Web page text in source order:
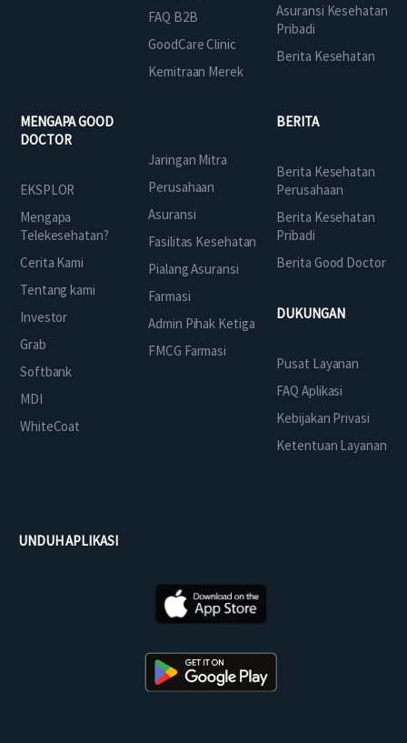
FAQ B2B
GoodCare Clinic
Kemitraan Merek
Asuransi Kesehatan
Pribadi
Berita Kesehatan
MENGAPA GOOD
DOCTOR
EKSPLOR
Mengapa
Telekesehatan?
Cerita Kami
Tentang kami
Investor
Grab
Softbank
MDI
WhiteCoat
Jaringan Mitra
Perusahaan
Asuransi
Fasilitas Kesehatan
Pialang Asuransi
Farmasi
Admin Pihak Ketiga
FMCG Farmasi
BERITA
Berita Kesehatan
Perusahaan
Berita Kesehatan
Pribadi
Berita Good Doctor
DUKUNGAN
Pusat Layanan
FAQ Aplikasi
Kebijakan Privasi
Ketentuan Layanan
UNDUH APLIKASI